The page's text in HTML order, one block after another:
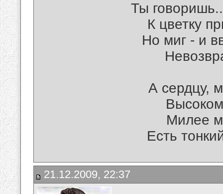
Ты
К цветку
Но миг - и
А сердцу,
Милее
Есть
21.12.2009, 22:37